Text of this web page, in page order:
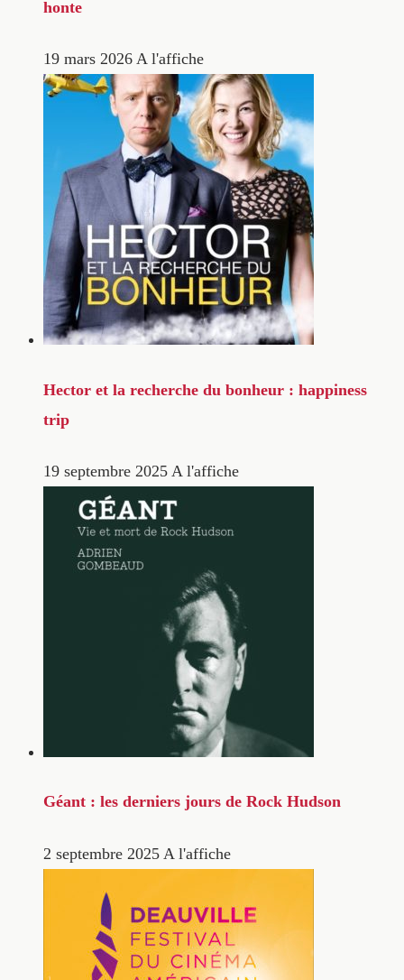
honte
19 mars 2026 A l'affiche
Hector et la recherche du bonheur : happiness
trip
19 septembre 2025 A l'affiche
Géant : les derniers jours de Rock Hudson
2 septembre 2025 A l'affiche